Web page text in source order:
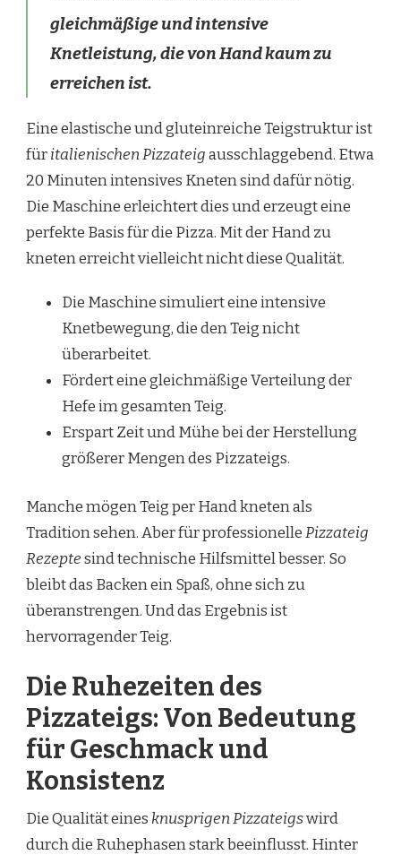
gleichmäßige und intensive
Knetleistung, die von Hand kaum zu
erreichen ist.
Eine elastische und gluteinreiche Teigstruktur ist
füritalienischen Pizzateigausschlaggebend. Etwa
20 Minuten intensives Kneten sind dafür nötig.
Die Maschine erleichtert dies und erzeugt eine
perfekte Basis für die Pizza. Mit der Hand zu
kneten erreicht vielleicht nicht diese Qualität.
Die Maschine simuliert eine intensive
Knetbewegung, die den Teig nicht
überarbeitet.
Fördert eine gleichmäßige Verteilung der
Hefe im gesamten Teig.
Erspart Zeit und Mühe bei der Herstellung
größerer Mengen des Pizzateigs.
Manche mögen Teig per Hand kneten als
Tradition sehen. Aber für professionellePizzateig
Rezeptesind technische Hilfsmittel besser. So
bleibt das Backen ein Spaß, ohne sich zu
überanstrengen. Und das Ergebnis ist
hervorragender Teig.
Die Ruhezeiten des
Pizzateigs: Von Bedeutung
für Geschmack und
Konsistenz
Die Qualität einesknusprigen Pizzateigswird
durch die Ruhephasen stark beeinflusst. Hinter